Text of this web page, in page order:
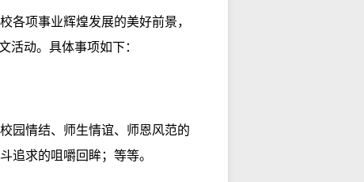
各项事业辉煌发展的美好前景，
活动。具体事项如下：
园情结、师生情谊、师恩风范的
追求的咀嚼回眸；等等。